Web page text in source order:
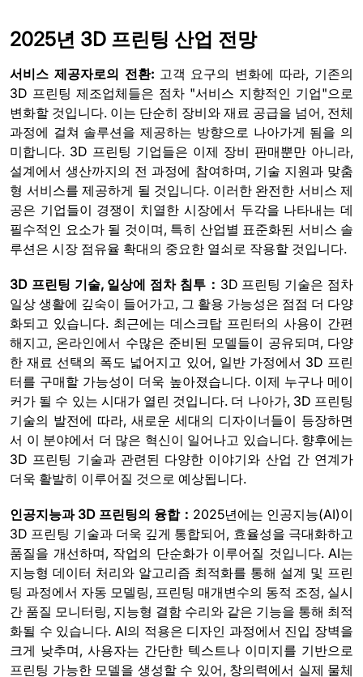
2025년 3D 프린팅 산업 전망
서비스 제공자로의 전환: 고객 요구의 변화에 따라, 기존의
3D 프린팅 제조업체들은 점차 "서비스 지향적인 기업"으로
변화할 것입니다. 이는 단순히 장비와 재료 공급을 넘어, 전체
과정에 걸쳐 솔루션을 제공하는 방향으로 나아가게 됨을 의
미합니다. 3D 프린팅 기업들은 이제 장비 판매뿐만 아니라,
설계에서 생산까지의 전 과정에 참여하며, 기술 지원과 맞춤
형 서비스를 제공하게 될 것입니다. 이러한 완전한 서비스 제
공은 기업들이 경쟁이 치열한 시장에서 두각을 나타내는 데
필수적인 요소가 될 것이며, 특히 산업별 표준화된 서비스 솔
루션은 시장 점유율 확대의 중요한 열쇠로 작용할 것입니다.
3D 프린팅 기술, 일상에 점차 침투： 3D 프린팅 기술은 점차
일상 생활에 깊숙이 들어가고, 그 활용 가능성은 점점 더 다양
화되고 있습니다. 최근에는 데스크탑 프린터의 사용이 간편
해지고, 온라인에서 수많은 준비된 모델들이 공유되며, 다양
한 재료 선택의 폭도 넓어지고 있어, 일반 가정에서 3D 프린
터를 구매할 가능성이 더욱 높아졌습니다. 이제 누구나 메이
커가 될 수 있는 시대가 열린 것입니다. 더 나아가, 3D 프린팅
기술의 발전에 따라, 새로운 세대의 디자이너들이 등장하면
서 이 분야에서 더 많은 혁신이 일어나고 있습니다. 향후에는
3D 프린팅 기술과 관련된 다양한 이야기와 산업 간 연계가
더욱 활발히 이루어질 것으로 예상됩니다.
인공지능과 3D 프린팅의 융합： 2025년에는 인공지능(AI)이
3D 프린팅 기술과 더욱 깊게 통합되어, 효율성을 극대화하고
품질을 개선하며, 작업의 단순화가 이루어질 것입니다. AI는
지능형 데이터 처리와 알고리즘 최적화를 통해 설계 및 프린
팅 과정에서 자동 모델링, 프린팅 매개변수의 동적 조정, 실시
간 품질 모니터링, 지능형 결함 수리와 같은 기능을 통해 최적
화될 수 있습니다. AI의 적용은 디자인 과정에서 진입 장벽을
크게 낮추며, 사용자는 간단한 텍스트나 이미지를 기반으로
프린팅 가능한 모델을 생성할 수 있어, 창의력에서 실제 물체